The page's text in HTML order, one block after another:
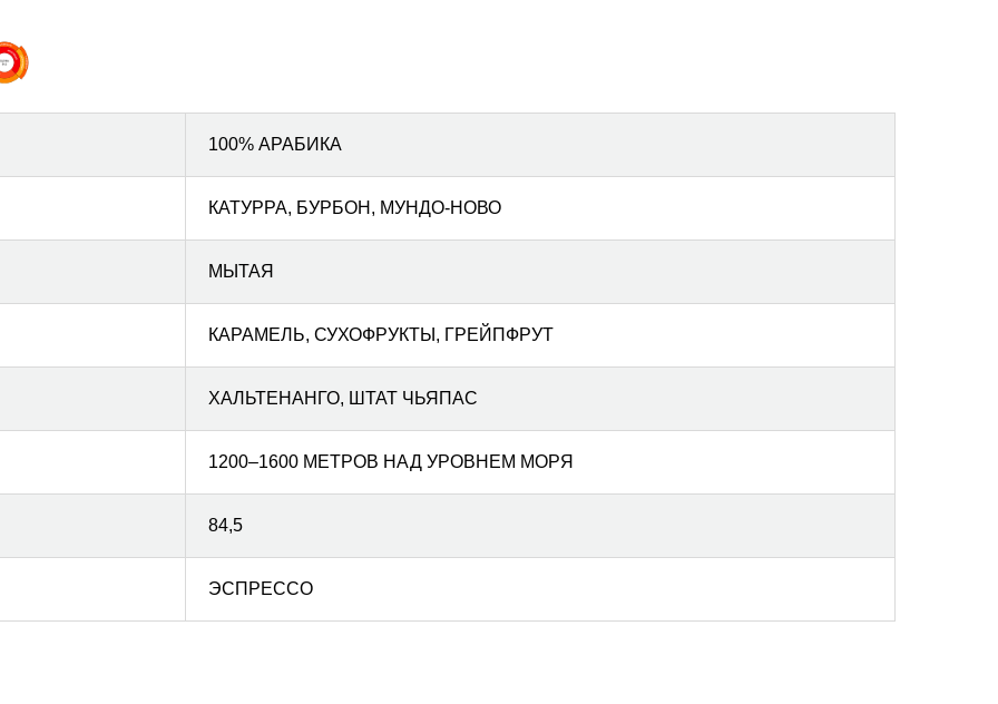
100% АРАБИКА
КАТУРРА, БУРБОН, МУНДО-НОВО
МЫТАЯ
КАРАМЕЛЬ, СУХОФРУКТЫ, ГРЕЙПФРУТ
ХАЛЬТЕНАНГО, ШТАТ ЧЬЯПАС
1200–1600 МЕТРОВ НАД УРОВНЕМ МОРЯ
84,5
ЭСПРЕССО